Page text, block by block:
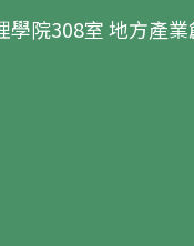
學院308室 地方產